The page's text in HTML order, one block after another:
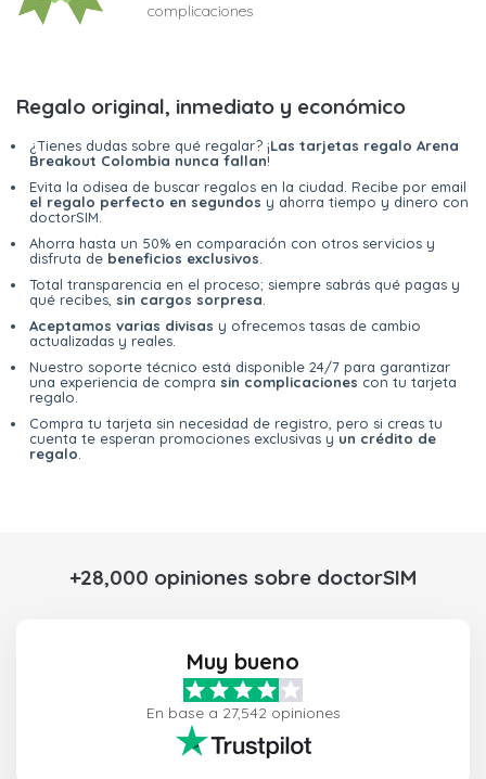
complicaciones
Regalo original, inmediato y económico
¿Tienes dudas sobre qué regalar? ¡Las tarjetas regalo Arena
Breakout Colombia nunca fallan!
Evita la odisea de buscar regalos en la ciudad. Recibe por email
el regalo perfecto en segundos y ahorra tiempo y dinero con
doctorSIM.
Ahorra hasta un 50% en comparación con otros servicios y
disfruta de beneficios exclusivos
Total transparencia en el proceso; siempre sabrás qué pagas y
qué recibes, sin cargos sorpresa
Aceptamos varias divisas y ofrecemos tasas de cambio
actualizadas y reales.
Nuestro soporte técnico está disponible 24/7 para garantizar
una experiencia de compra sin complicaciones con tu tarjeta
regalo.
Compra tu tarjeta sin necesidad de registro, pero si creas tu
cuenta te esperan promociones exclusivas y un crédito de
regalo
+28,000 opiniones sobre doctorSIM
Muy bueno
En base a 27,542 opiniones